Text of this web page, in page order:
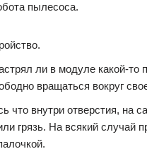
пылесоса.
ли в модуле какой-то
вращаться вокруг
что внутри отверстия, на
грязь. На всякий случай